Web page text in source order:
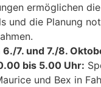
ermöglichen
und die Planung
6./7. und 7./8.
bis 5.00 Uhr:
und Bex in